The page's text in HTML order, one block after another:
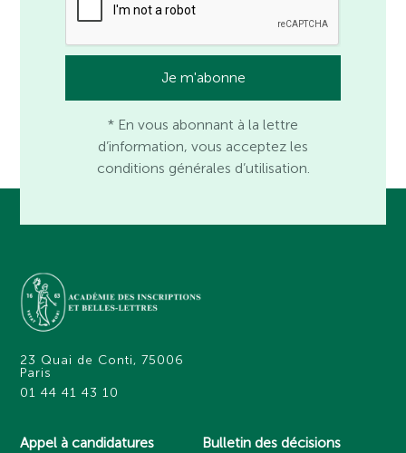
* En vous abonnant à la lettre
d’information, vous acceptez les
conditions générales d’utilisation.
23 Quai de Conti, 75006
Paris
01 44 41 43 10
Appel à candidatures Bulletin des décisions